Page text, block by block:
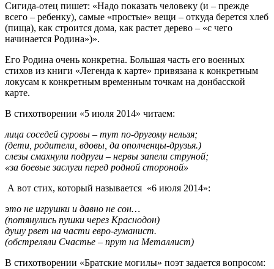
Сигида-отец пишет: «Надо показать человеку (и – прежде
всего – ребенку), самые «простые» вещи – откуда берется хлеб
(пища), как строится дома, как растет дерево – «с чего
начинается Родина»)».
Его Родина очень конкретна. Большая часть его военных
стихов из книги «Легенда к карте» привязана к конкретным
локусам к конкретным временным точкам на донбасской
карте.
В стихотворении «5 июля 2014» читаем:
лица соседей суровы – тут по-другому нельзя;
(дети, родители, вдовы, да ополченцы-друзья.)
слезы смахнули подруги – нервы запели струной;
«за боевые заслуги перед родной стороной»
А вот стих, который называется «6 июля 2014»:
это не игрушки и давно не сон…
(потянулись пушки через Краснодон)
душу рвет на части евро-гуманист.
(обстреляли Счастье – прут на Металлист)
В стихотворении «Братские могилы» поэт задается вопросом: